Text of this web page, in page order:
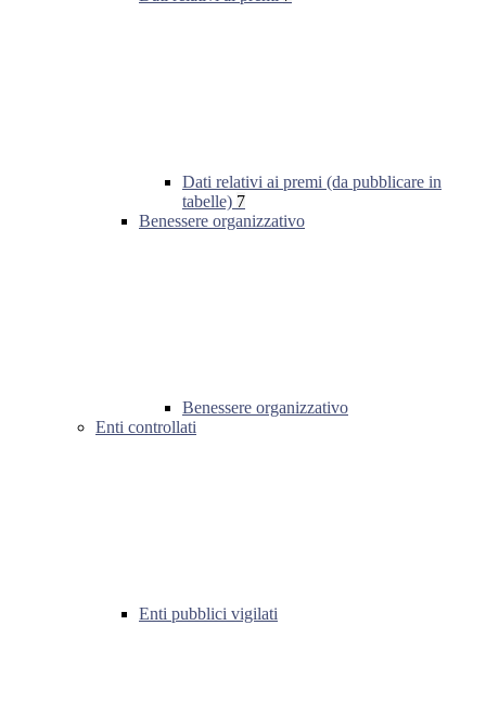
Dati relativi ai premi (da pubblicare in
tabelle) 7
Benessere organizzativo
Benessere organizzativo
Enti controllati
Enti pubblici vigilati